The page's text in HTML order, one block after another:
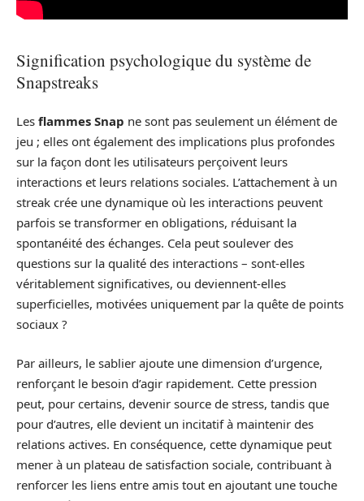
Signification psychologique du système de
Snapstreaks
Les flammes Snap ne sont pas seulement un élément de
jeu ; elles ont également des implications plus profondes
sur la façon dont les utilisateurs perçoivent leurs
interactions et leurs relations sociales. L’attachement à un
streak crée une dynamique où les interactions peuvent
parfois se transformer en obligations, réduisant la
spontanéité des échanges. Cela peut soulever des
questions sur la qualité des interactions – sont-elles
véritablement significatives, ou deviennent-elles
superficielles, motivées uniquement par la quête de points
sociaux ?
Par ailleurs, le sablier ajoute une dimension d’urgence,
renforçant le besoin d’agir rapidement. Cette pression
peut, pour certains, devenir source de stress, tandis que
pour d’autres, elle devient un incitatif à maintenir des
relations actives. En conséquence, cette dynamique peut
mener à un plateau de satisfaction sociale, contribuant à
renforcer les liens entre amis tout en ajoutant une touche